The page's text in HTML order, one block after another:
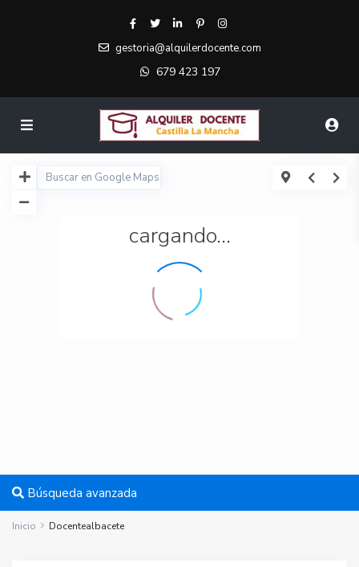
gestoria@alquilerdocente.com
679 423 197
cargando...
Búsqueda avanzada
Inicio Docentealbacete